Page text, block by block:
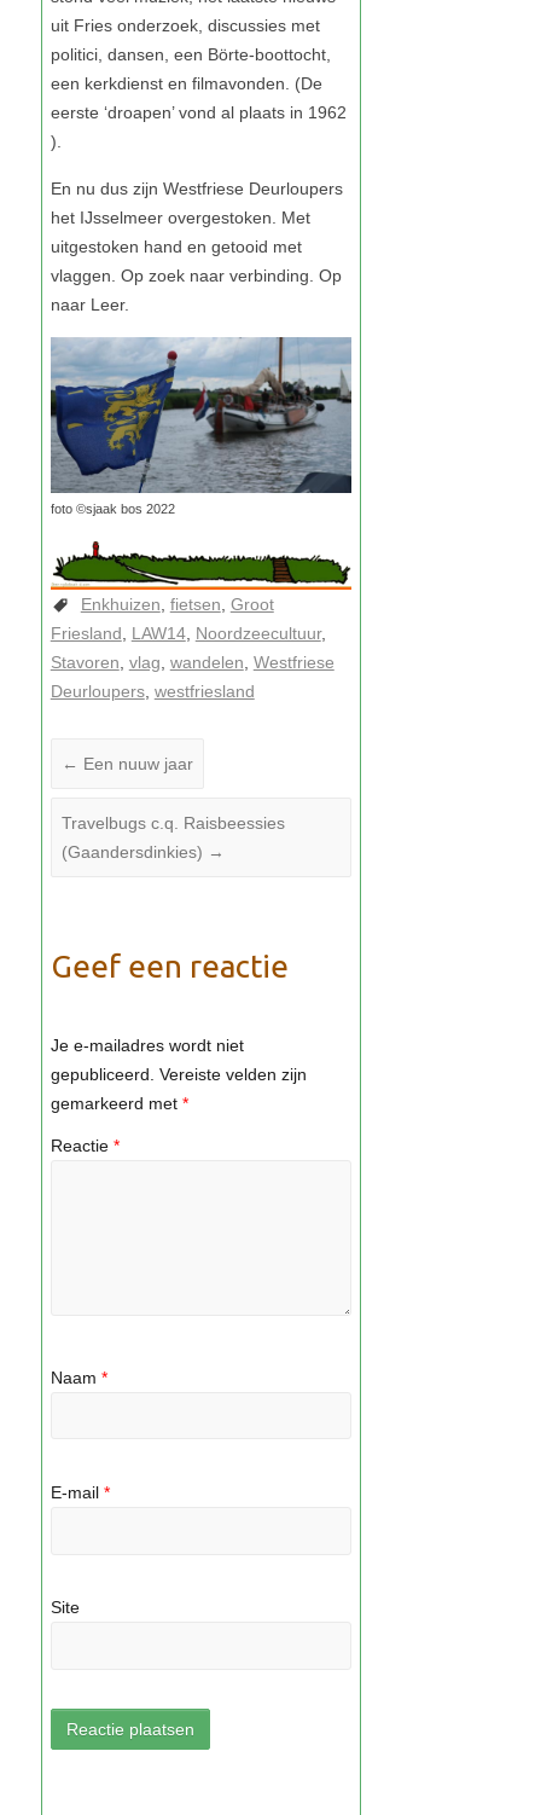
foto ©sjaak bos 2022
Enkhuizen fietsen Groot
Friesland
LAW14 Noordzeecultuur
Stavoren vlag wandelen Westfriese
Deurloupers westfriesland
← Een nuuw jaar
Travelbugs c.q. Raisbeessies
(Gaandersdinkies) →
Geef een reactie
Je e-mailadres wordt niet
gepubliceerd. Vereiste velden zijn
gemarkeerd met *
Reactie *
Naam *
E-mail *
Site